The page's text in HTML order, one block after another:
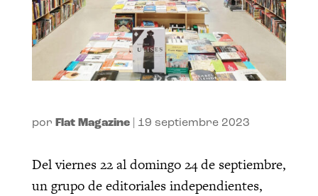
por Flat Magazine| 19 septiembre 2023
Del viernes 22 al domingo 24 de septiembre,
un grupo de editoriales independientes,